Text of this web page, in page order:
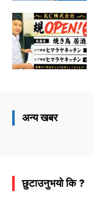
अन्य खबर
छुटाउनुभयो कि ?